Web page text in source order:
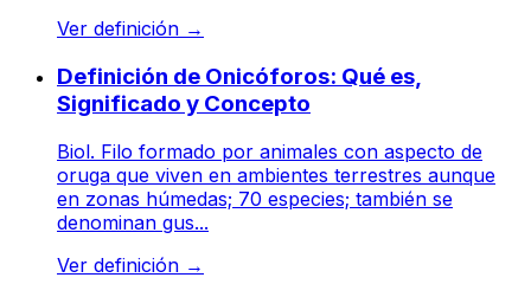
Ver definición →
Definición de Onicóforos: Qué es,
Significado y Concepto
Biol. Filo formado por animales con aspecto de
oruga que viven en ambientes terrestres aunque
en zonas húmedas; 70 especies; también se
denominan gus...
Ver definición →